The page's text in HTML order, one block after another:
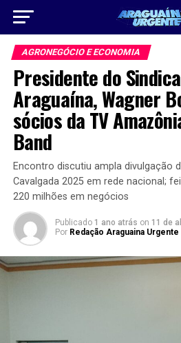
AGRONEGÓCIO E ECONOMIA
Presidente do
Araguaína, Wagner
sócios da TV
Band
Encontro discutiu ampla divulgação
Cavalgada 2025 em rede nacional;
220 milhões em negócios
Publicado 1 ano atrás on 11 de
Por Redação Araguaina Urgente